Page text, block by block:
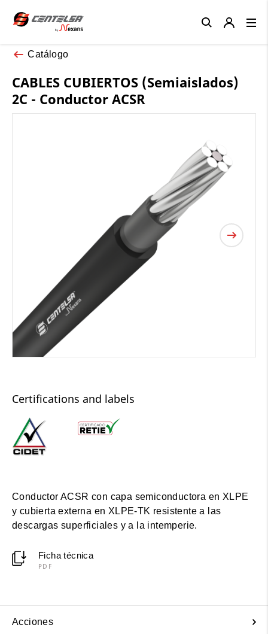
Catálogo
CABLES CUBIERTOS (Semiaislados)
2C - Conductor ACSR
Certifications and labels
Conductor ACSR con capa semiconductora en XLPE
y cubierta externa en XLPE-TK resistente a las
descargas superficiales y a la intemperie.
Ficha técnica
PDF
Acciones
Close